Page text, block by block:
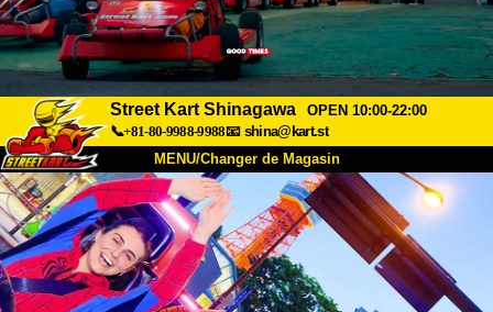
Street Kart Shinagawa
OPEN 10:00-22:00
📞+81-80-9988-9988📧 shina@kart.st
MENU/Changer de Magasin
ACCUEIL
À Propos Caractéristiques Tarifs
Accès Avis FAQ